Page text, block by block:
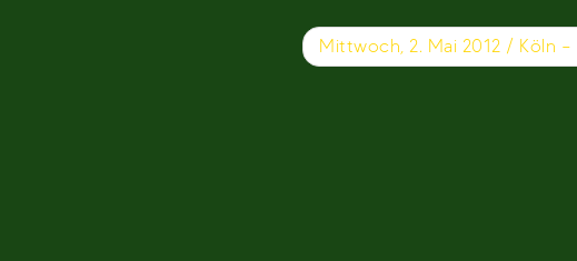
BeitragsnavigationMittwoch, 2. Mai 2012 / Köln –